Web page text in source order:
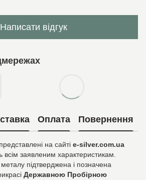
Написати відгук
Оплата Повернення
на сайті e-silver.com.ua
всім заявленим характеристикам.
підтверджена і позначена
Державною Пробірною